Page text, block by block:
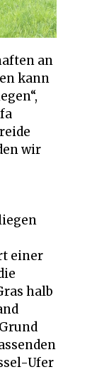
an
kann
wir
einer
halb
Ufer